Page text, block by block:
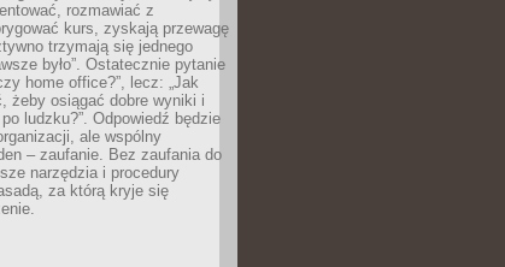
rozmawiać z
kurs, zyskają przewagę
trzymają się jednego
było”. Ostatecznie pytanie
home office?”, lecz: „Jak
żeby osiągać dobre wyniki i
ludzku?”. Odpowiedź będzie
ale wspólny
– zaufanie. Bez zaufania do
narzędzia i procedury
za którą kryje się